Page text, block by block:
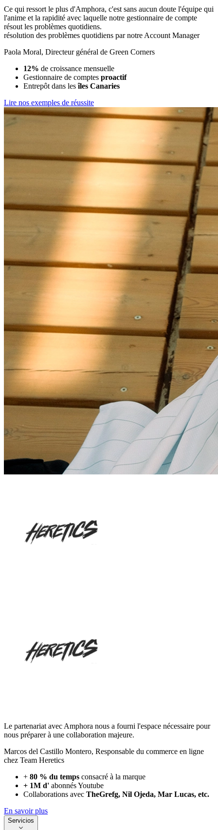
Ce qui ressort le plus d'Amphora, c'est sans aucun doute l'équipe qui
l'anime et la rapidité avec laquelle notre gestionnaire de compte
résout les problèmes quotidiens.
résolution des problèmes quotidiens par notre Account Manager
Paola Moral, Directeur général de Green Corners
12% de croissance mensuelle
Gestionnaire de comptes proactif
Entrepôt dans lesîles Canaries
Lire nos exemples de réussite
Le partenariat avec Amphora nous a fourni l'espace nécessaire pour
nous préparer à une collaboration majeure.
Marcos del Castillo Montero, Responsable du commerce en ligne
chez Team Heretics
+ 80 % du temps consacré à la marque
+ 1M d' abonnés Youtube
Collaborations avec TheGrefg, Nil Ojeda, Mar Lucas, etc.
En savoir plus
Servicios